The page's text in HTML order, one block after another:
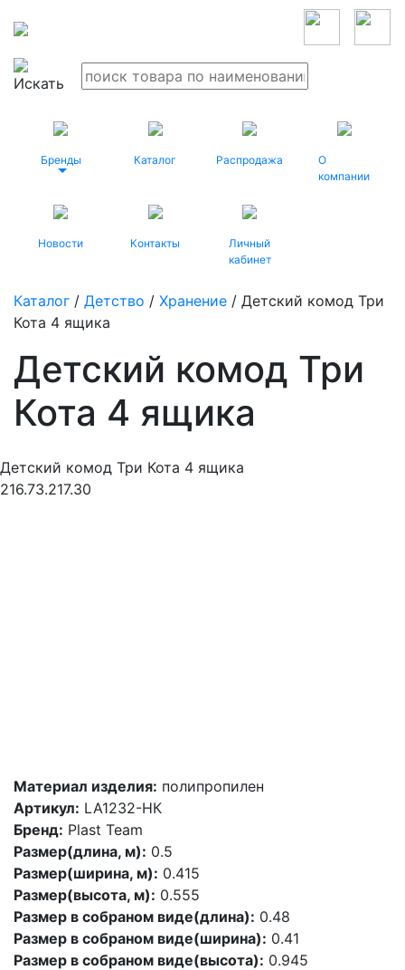
Бренды Каталог Распродажа
О
компании
Новости Контакты
Личный
кабинет
Каталог / Детство / Хранение / Детский комод Три
Кота 4 ящика
Детский комод Три
Кота 4 ящика
Детский комод Три Кота 4 ящика
216.73.217.30
Материал изделия: полипропилен
Артикул: LA1232-НК
Бренд: Plast Team
Размер(длина, м): 0.5
Размер(ширина, м): 0.415
Размер(высота, м): 0.555
Размер в собраном виде(длина): 0.48
Размер в собраном виде(ширина): 0.41
Размер в собраном виде(высота): 0.945